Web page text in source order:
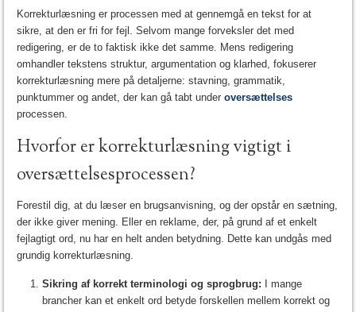
Korrekturlæsning er processen med at gennemgå en tekst for at
sikre, at den er fri for fejl. Selvom mange forveksler det med
redigering, er de to faktisk ikke det samme. Mens redigering
omhandler tekstens struktur, argumentation og klarhed, fokuserer
korrekturlæsning mere på detaljerne: stavning, grammatik,
punktummer og andet, der kan gå tabt underoversættelses
processen.
Hvorfor er korrekturlæsning vigtigt i
oversættelsesprocessen?
Forestil dig, at du læser en brugsanvisning, og der opstår en sætning,
der ikke giver mening. Eller en reklame, der, på grund af et enkelt
fejlagtigt ord, nu har en helt anden betydning. Dette kan undgås med
grundig korrekturlæsning.
Sikring af korrekt terminologi og sprogbrug: I mange
brancher kan et enkelt ord betyde forskellen mellem korrekt og